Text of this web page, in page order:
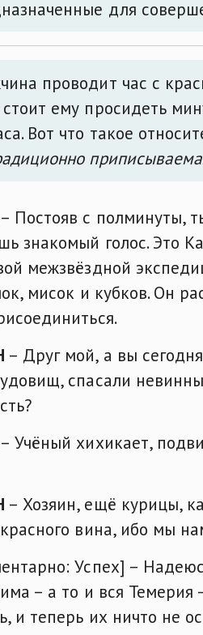
для
проводит час с
ему просидеть
Вот что такое
– Постояв с полминуты,
знакомый голос. Это
межзвёздной
мисок и кубков. Он
– Друг мой, а вы
спасали
– Учёный хихикает,
– Хозяин, ещё курицы,
вина, ибо мы
Успех] –
– а то и вся Темерия
и теперь их ничто не